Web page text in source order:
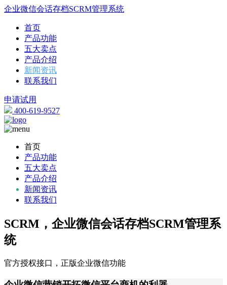
企业微信会话存档SCRM管理系统
首页
产品功能
五大卖点
产品介绍
新闻资讯
联系我们
申请试用
400-619-9527
首页
产品功能
五大卖点
产品介绍
新闻资讯
联系我们
SCRM，企业微信会话存档SCRM管理系
统
官方授权接口，正版企业微信功能